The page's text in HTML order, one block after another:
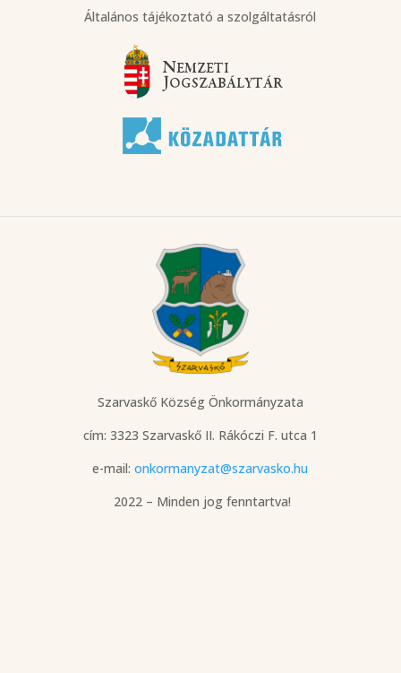
Általános tájékoztató a szolgáltatásról
Szarvaskő Község Önkormányzata
cím: 3323 Szarvaskő II. Rákóczi F. utca 1
e-mail:onkormanyzat@szarvasko.hu
2022 – Minden jog fenntartva!